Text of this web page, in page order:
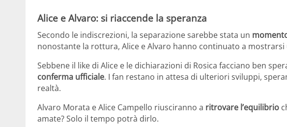
Alice e Alvaro: si riaccende la speranza
Secondo le indiscrezioni, la separazione sarebbe stata un
nonostante la rottura, Alice e Alvaro hanno continuato a
Sebbene il like di Alice e le dichiarazioni di Rosica facciano ben
conferma ufficiale. I fan restano in attesa di ulteriori sviluppi,
realtà.
Alvaro Morata e Alice Campello riusciranno a ritrovare l’equilibrio
amate? Solo il tempo potrà dirlo.